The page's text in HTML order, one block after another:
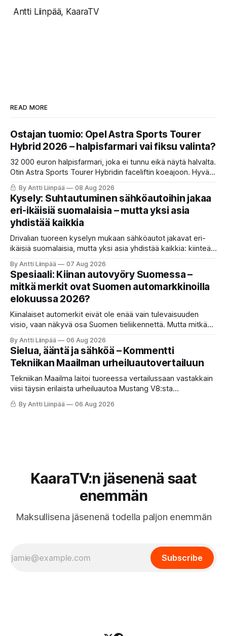
Antti Liinpää, KaaraTV
READ MORE
Ostajan tuomio: Opel Astra Sports Tourer
Hybrid 2026 – halpisfarmari vai fiksu valinta?
32 000 euron halpisfarmari, joka ei tunnu eikä näytä halvalta.
Otin Astra Sports Tourer Hybridin faceliftin koeajoon. Hyvä
istuin, oikeita nappeja ja kevythybridi, joka toimii ihan ok.
Mutta ne viiveet ja se nykiminen? Katso ja lue koko tuomio.
By Antti Liinpää 08 Aug 2026
Kysely: Suhtautuminen sähköautoihin jakaa
eri-ikäisiä suomalaisia – mutta yksi asia
yhdistää kaikkia
Drivalian tuoreen kyselyn mukaan sähköautot jakavat eri-
ikäisiä suomalaisia, mutta yksi asia yhdistää kaikkia: kiinteät
valittaessa.
By Antti Liinpää 07 Aug 2026
Spesiaali: Kiinan autovyöry Suomessa –
mitkä merkit ovat Suomen automarkkinoilla
elokuussa 2026?
Kiinalaiset automerkit eivät ole enää vain tulevaisuuden
visio, vaan näkyvä osa Suomen tieliikennettä. Mutta mitkä
pakettiautoihin ja mitä syksyn 2026 uutuuksilta sopii
odottaa? Katso kattava katsaus maamme tarjontaan ja
ostajan tärkeimpiin vinkkeihin!
By Antti Liinpää 06 Aug 2026
Sielua, ääntä ja sähköä – Kommentti
Tekniikan Maailman urheiluautovertailuun
Tekniikan Maailma laitoi tuoreessa vertailussaan vastakkain
viisi täysin erilaista urheiluautoa Mustang V8:sta
täyssähköiseen Hyundai Ioniq 6 N:ään. KaaraTV otti lehden
käteen ja pani autot omaan paremmuusjärjestykseen
By Antti Liinpää 06 Aug 2026
KaaraTV:n jäsenenä saat
enemmän
Maksullisena jäsenenä todella paljon enemmän
Subscribe